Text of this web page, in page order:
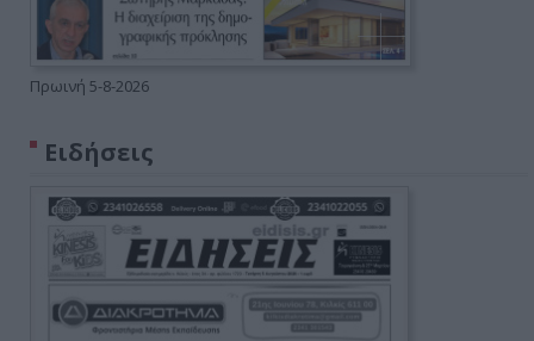
Πρωινή 5-8-2026
Ειδήσεις